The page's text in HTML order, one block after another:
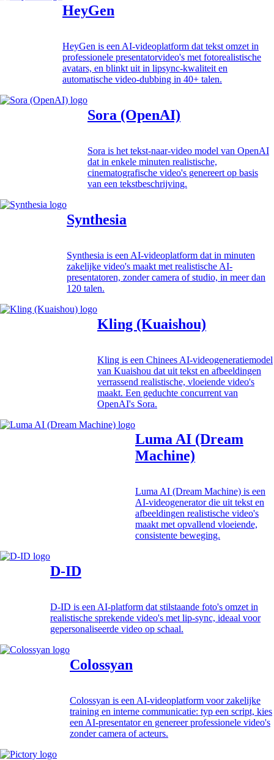
HeyGen
HeyGen is een AI-videoplatform dat tekst omzet in
professionele presentatorvideo's met fotorealistische
avatars, en blinkt uit in lipsync-kwaliteit en
automatische video-dubbing in 40+ talen.
Sora (OpenAI)
Sora is het tekst-naar-video model van OpenAI
dat in enkele minuten realistische,
cinematografische video's genereert op basis
van een tekstbeschrijving.
Synthesia
Synthesia is een AI-videoplatform dat in minuten
zakelijke video's maakt met realistische AI-
presentatoren, zonder camera of studio, in meer dan
120 talen.
Kling (Kuaishou)
Kling is een Chinees AI-videogeneratiemodel
van Kuaishou dat uit tekst en afbeeldingen
verrassend realistische, vloeiende video's
maakt. Een geduchte concurrent van
OpenAI's Sora.
Luma AI (Dream
Machine)
Luma AI (Dream Machine) is een
AI-videogenerator die uit tekst en
afbeeldingen realistische video's
maakt met opvallend vloeiende,
consistente beweging.
D-ID
D-ID is een AI-platform dat stilstaande foto's omzet in
realistische sprekende video's met lip-sync, ideaal voor
gepersonaliseerde video op schaal.
Colossyan
Colossyan is een AI-videoplatform voor zakelijke
training en interne communicatie: typ een script, kies
een AI-presentator en genereer professionele video's
zonder camera of acteurs.